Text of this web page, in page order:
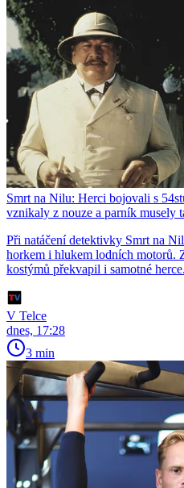
Smrt na Nilu: Herci bojovali s
vznikaly z nouze a parník musely
Při natáčení detektivky Smrt na
horkem i hlukem lodních motorů.
kostýmů překvapil i samotné herce.
V Telce
dnes, 17:28
3 min